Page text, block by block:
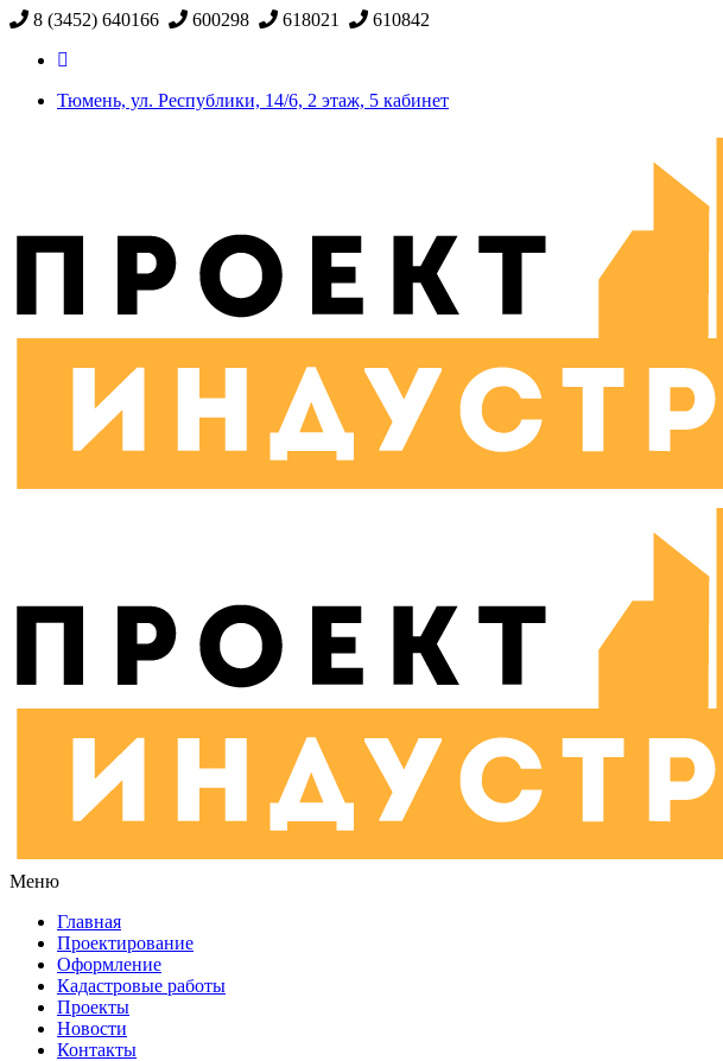
8 (3452) 640166 600298 618021 610842
Тюмень, ул. Республики, 14/6, 2 этаж, 5 кабинет
Меню
Главная
Проектирование
Оформление
Кадастровые работы
Проекты
Новости
Контакты